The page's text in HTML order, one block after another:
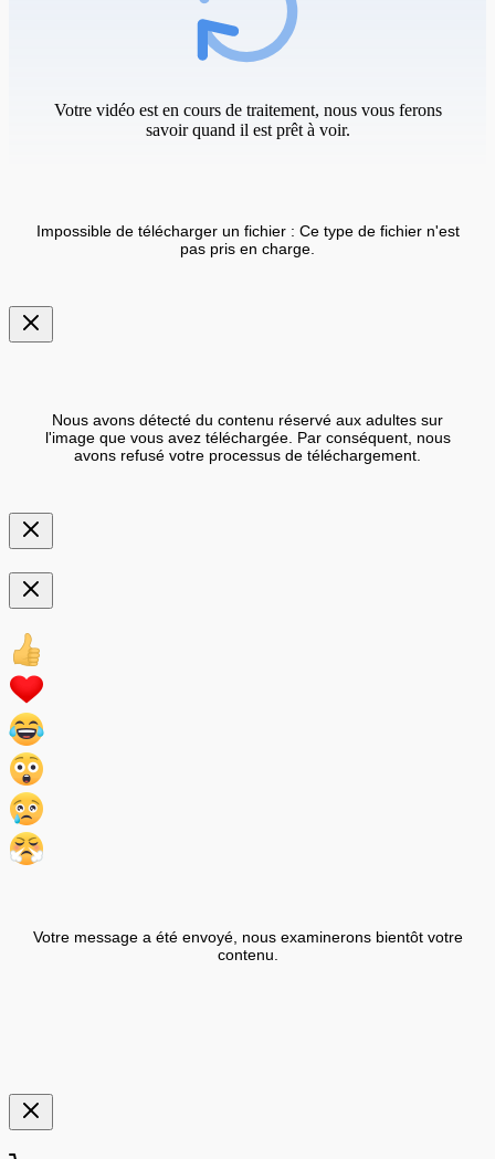
Votre vidéo est en cours de traitement, nous vous ferons
savoir quand il est prêt à voir.
Impossible de télécharger un fichier : Ce type de fichier n'est
pas pris en charge.
Nous avons détecté du contenu réservé aux adultes sur
l'image que vous avez téléchargée. Par conséquent, nous
avons refusé votre processus de téléchargement.
Votre message a été envoyé, nous examinerons bientôt votre
contenu.